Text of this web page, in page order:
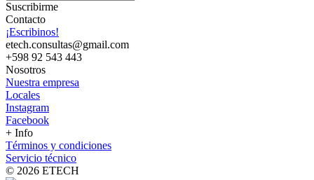
Suscribirme
Contacto
¡Escribinos!
etech.consultas@gmail.com
+598 92 543 443
Nosotros
Nuestra empresa
Locales
Instagram
Facebook
+ Info
Términos y condiciones
Servicio técnico
© 2026 ETECH